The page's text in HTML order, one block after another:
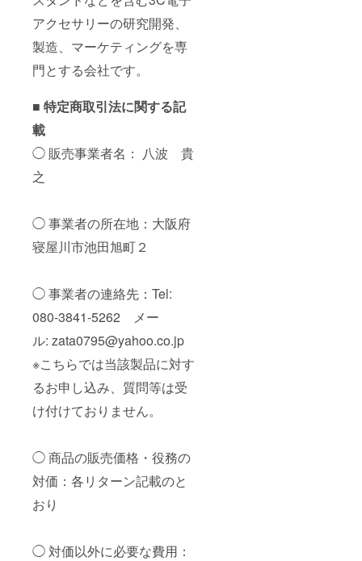
アクセサリーの研究開発、
製造、マーケティングを専
門とする会社です。
■ 特定商取引法に関する記
載
◯ 販売事業者名： 八波 貴
之
◯ 事業者の所在地：大阪府
寝屋川市池田旭町２
◯ 事業者の連絡先：Tel:
080-3841-5262 メー
ル: zata0795@yahoo.co.jp
※こちらでは当該製品に対す
るお申し込み、質問等は受
け付けておりません。
◯ 商品の販売価格・役務の
対価：各リターン記載のと
おり
◯ 対価以外に必要な費用：